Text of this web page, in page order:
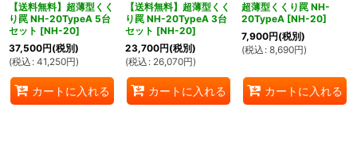
【送料無料】超薄型くく
り罠 NH-20TypeA 5台
セット [NH-20]
37,500円(税別)
(税込 : 41,250円)
カートに入れる
【送料無料】超薄型くく
り罠 NH-20TypeA 3台
セット [NH-20]
23,700円(税別)
(税込 : 26,070円)
カートに入れる
超薄型くくり罠 NH-
20TypeA [NH-20]
7,900円(税別)
(税込 : 8,690円)
カートに入れる